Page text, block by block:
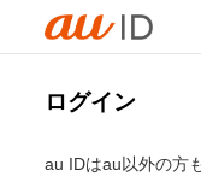
ログイン
au IDはau以外の方